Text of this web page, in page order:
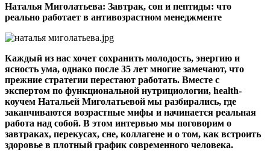
Наталья Миголатьева: Завтрак, сон и пептиды: что
реально работает в антивозрастном менеджменте
Каждый из нас хочет сохранить молодость, энергию и
ясность ума, однако после 35 лет многие замечают, что
прежние стратегии перестают работать. Вместе с
экспертом по функциональной нутрициологии, health-
коучем Натальей Миголатьевой мы разбирались, где
заканчиваются возрастные мифы и начинается реальная
работа над собой. В этом интервью мы поговорим о
завтраках, перекусах, сне, коллагене и о том, как встроить
здоровье в плотный график современного человека.